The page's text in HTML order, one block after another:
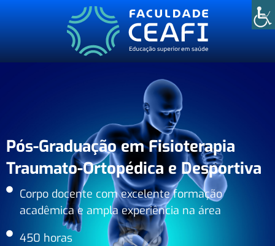
Pós-Graduação em Fisioterapia
Traumato-Ortopédica e Desportiva
Corpo docente com excelente formação
acadêmica e ampla experiência na área
450 horas